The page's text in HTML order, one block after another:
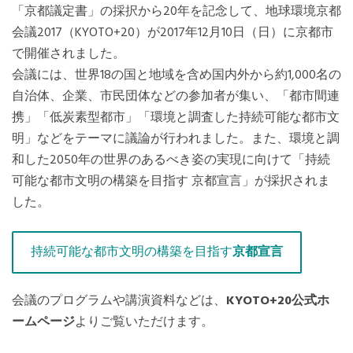
「京都議定書」の採択から20年を記念して、地球環境京都
会議2017（KYOTO+20）が2017年12月10日（日）に京都市
で開催されました。
会議には、世界18の国と地域を含め国内外から約1,000名の
自治体、企業、市民団体などの参加者が集い、「都市間連
携」「低炭素型都市」「環境と調査した持続可能な都市文
明」などをテーマに議論が行われました。また、環境と調
和した2050年の世界のあるべき姿の実現に向けて「持続
可能な都市文明の構築を目指す 京都宣言」が採択されま
した。
持続可能な都市文明の構築を目指す京都宣言
会議のプログラムや講演資料などは、 KYOTO+20公式ホ
ームページよりご覧いただけます。